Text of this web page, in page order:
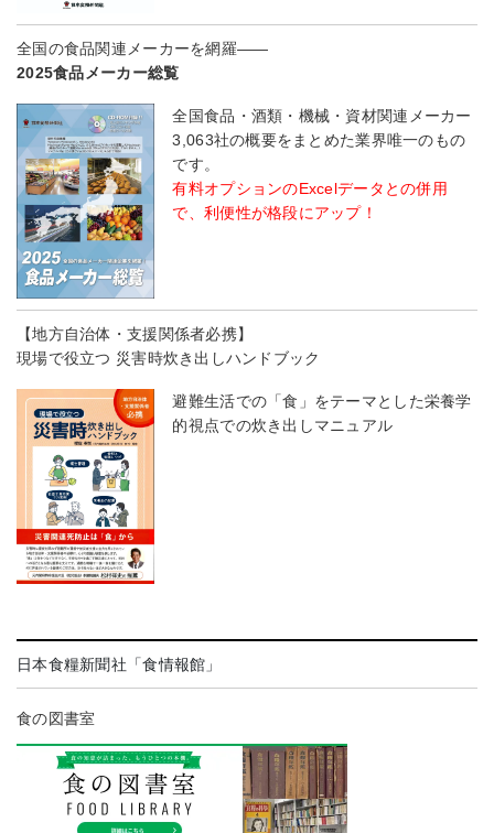
全国の食品関連メーカーを網羅――
2025食品メーカー総覧
全国食品・酒類・機械・資材関連メーカー
3,063社の概要をまとめた業界唯一のもの
です。
有料オプションのExcelデータとの併用
で、利便性が格段にアップ！
【地方自治体・支援関係者必携】
現場で役立つ 災害時炊き出しハンドブック
避難生活での「食」をテーマとした栄養学
的視点での炊き出しマニュアル
日本食糧新聞社「食情報館」
食の図書室